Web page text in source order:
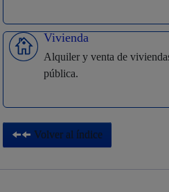
Vivienda
Alquiler y venta de
pública.
Volver al índice